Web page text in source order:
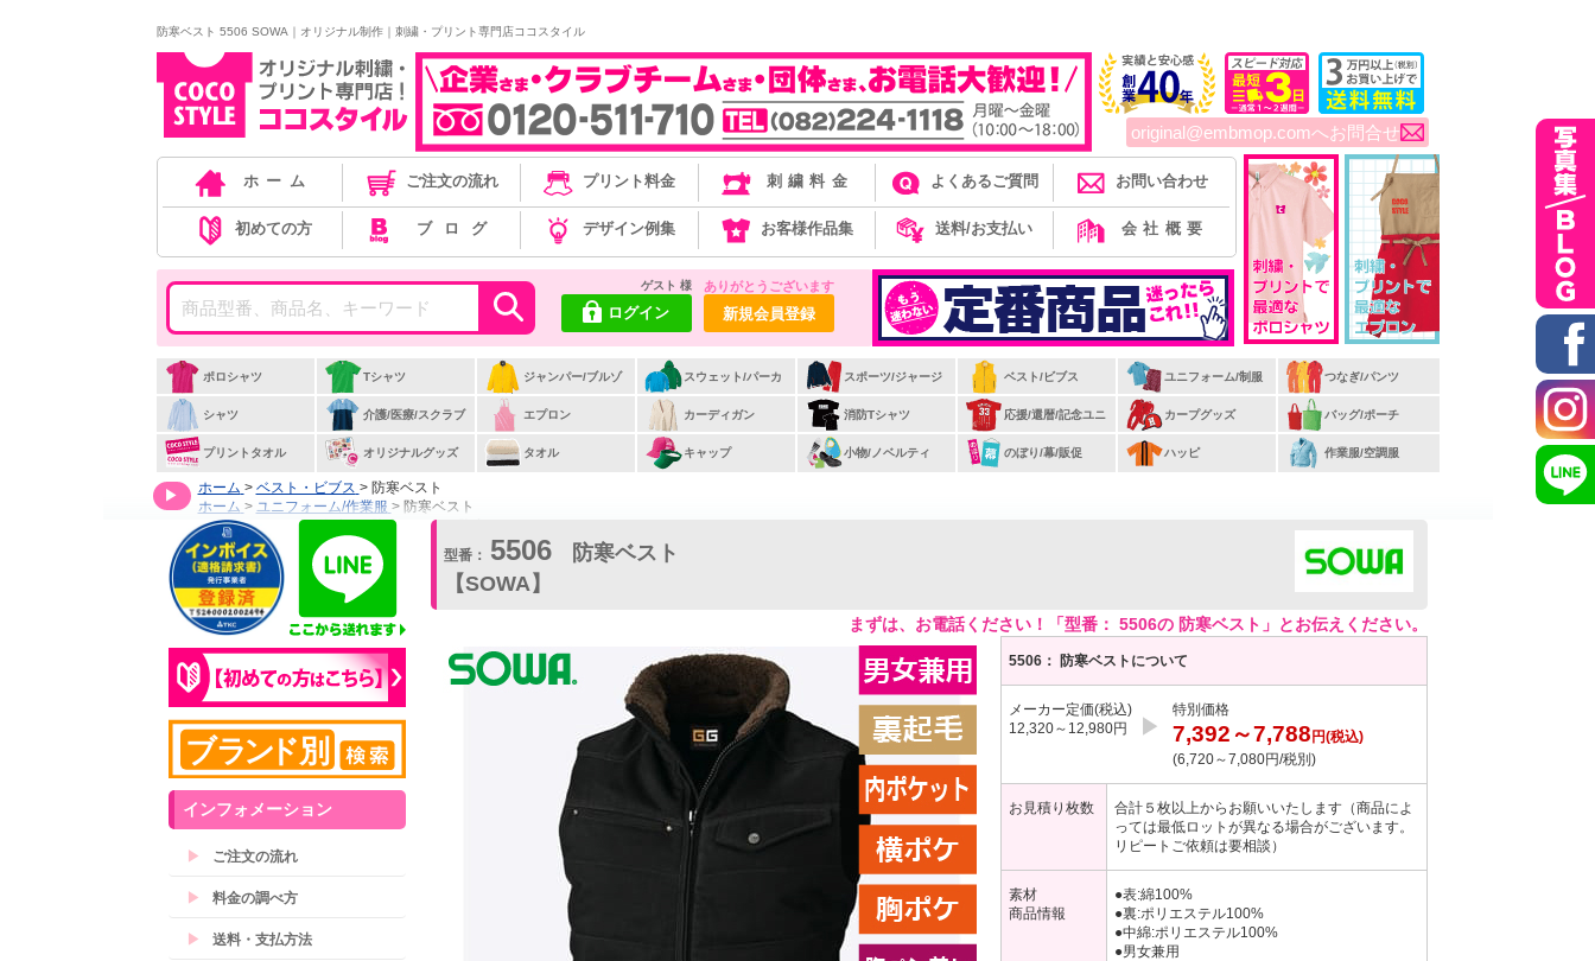
防寒ベスト 5506 SOWA｜オリジナル制作｜刺繍・プリント専門店ココスタイル
original@embmop.comへお問合せ
ホーム ご注文の流れ プリント料金 刺繍料金 よくあるご質問 お問い合わせ
初めての方 ブログ デザイン例集 お客様作品集 送料/お支払い 会社概要
ありがとうございます
新規会員登録
ゲスト 様
ログイン
ポロシャツ Tシャツ ジャンパー/ブルゾ
ン
スウェット/パーカ
ー
スポーツ/ジャージ ベスト/ビブス ユニフォーム/制服 つなぎ/パンツ
シャツ 介護/医療/スクラブ エプロン カーディガン 消防Tシャツ 応援/還暦/記念ユニ カープグッズ バッグ/ポーチ
プリントタオル オリジナルグッズ タオル キャップ 小物/ノベルティ のぼり/幕/販促 ハッピ 作業服/空調服
ホーム > ベスト・ビブス > 防寒ベスト
ホーム > ユニフォーム/作業服 > 防寒ベスト
ホーム >ベスト・ビブス 防寒ベスト
ホーム >ユニフォーム/作業服 防寒服>防寒ベスト
型番： 5506
防寒ベスト
【SOWA】
まずは、お電話ください！「型番： 5506の 防寒ベスト」とお伝えください。
5506： 防寒ベストについて
メーカー定価(税込)
12,320～12,980円
▶︎
特別価格
7,392～7,788 円(税込)
(6,720～7,080円/税別)
お見積り枚数
合計５枚以上からお願いいたします（商品によ
っては最低ロットが異なる場合がございます。
リピートご依頼は要相談）
素材
商品情報
●表:綿100%
●裏:ポリエステル100%
●中綿:ポリエステル100%
●男女兼用
インフォメーション
▶ ご注文の流れ
▶ 料金の調べ方
▶ 送料・支払方法